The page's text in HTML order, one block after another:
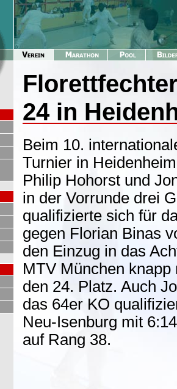
24 in
Beim 10.
Turnier in
Philip Hohorst und
in der Vorrunde drei
qualifizierte sich für
gegen Florian Binas
den Einzug in das
MTV München
den 24. Platz. Auch
das 64er KO
Neu-Isenburg mit
auf Rang 38.